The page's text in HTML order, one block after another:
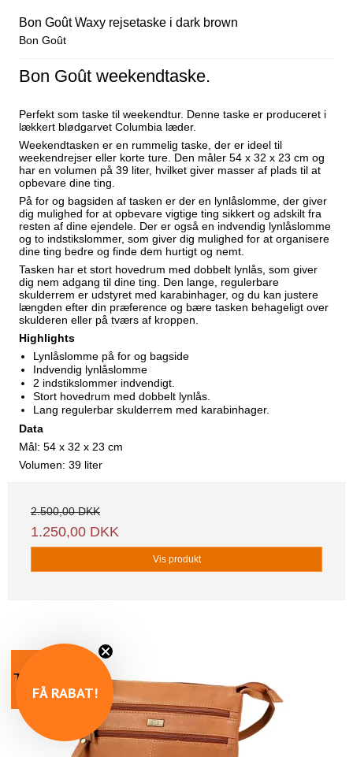
Bon Goût Waxy rejsetaske i dark brown
Bon Goût
Bon Goût weekendtaske.
Perfekt som taske til weekendtur. Denne taske er produceret i
lækkert blødgarvet Columbia læder.
Weekendtasken er en rummelig taske, der er ideel til
weekendrejser eller korte ture. Den måler 54 x 32 x 23 cm og
har en volumen på 39 liter, hvilket giver masser af plads til at
opbevare dine ting.
På for og bagsiden af tasken er der en lynlåslomme, der giver
dig mulighed for at opbevare vigtige ting sikkert og adskilt fra
resten af dine ejendele. Der er også en indvendig lynlåslomme
og to indstikslommer, som giver dig mulighed for at organisere
dine ting bedre og finde dem hurtigt og nemt.
Tasken har et stort hovedrum med dobbelt lynlås, som giver
dig nem adgang til dine ting. Den lange, regulerbare
skulderrem er udstyret med karabinhager, og du kan justere
længden efter din præference og bære tasken behageligt over
skulderen eller på tværs af kroppen.
Highlights
Lynlåslomme på for og bagside
Indvendig lynlåslomme
2 indstikslommer indvendigt.
Stort hovedrum med dobbelt lynlås.
Lang regulerbar skulderrem med karabinhager.
Data
Mål: 54 x 32 x 23 cm
Volumen: 39 liter
2.500,00 DKK
1.250,00 DKK
Vis produkt
TILBUD
FÅ RABAT!